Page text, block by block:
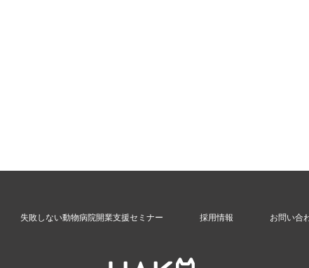
失敗しない動物病院開業支援セミナー 採用情報 お問い合